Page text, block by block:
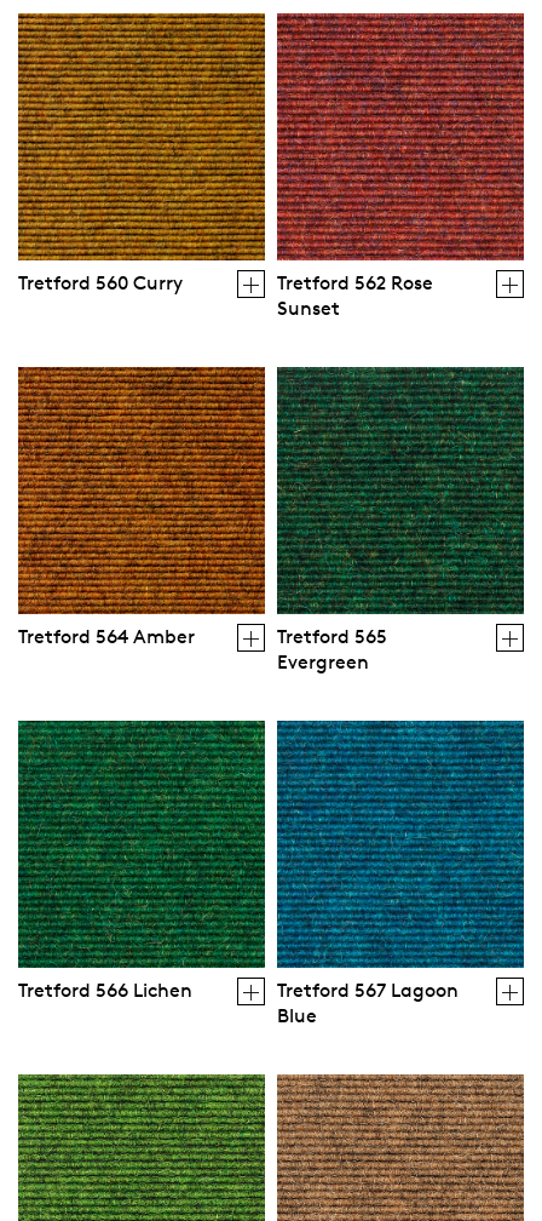
Tretford 560 Curry
Tretford 562 Rose
Sunset
Tretford 564 Amber
Tretford 565
Evergreen
Tretford 566 Lichen
Tretford 567 Lagoon
Blue